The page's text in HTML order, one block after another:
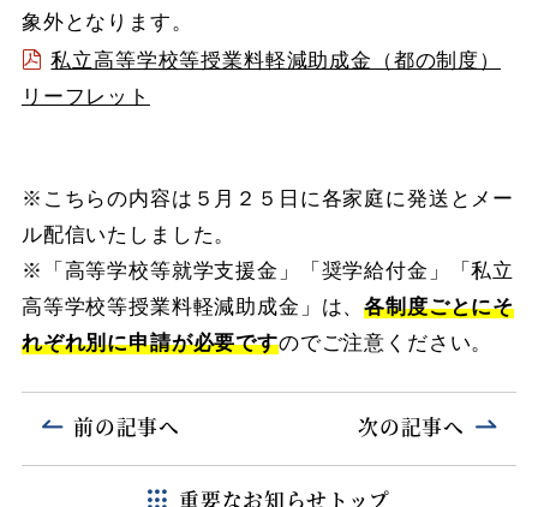
象外となります。
私立高等学校等授業料軽減助成金（都の制度）
リーフレット
※こちらの内容は５月２５日に各家庭に発送とメー
ル配信いたしました。
※「高等学校等就学支援金」「奨学給付金」「私立
高等学校等授業料軽減助成金」は、各制度ごとにそ
れぞれ別に申請が必要ですのでご注意ください。
前の記事へ
重要なお知らせトップ
次の記事へ